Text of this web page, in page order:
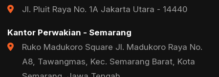
Jl. Pluit Raya No. 1A Jakarta Utara - 14440
Kantor Perwakian - Semarang
Ruko Madukoro Square Jl. Madukoro Raya No.
A8, Tawangmas, Kec. Semarang Barat, Kota